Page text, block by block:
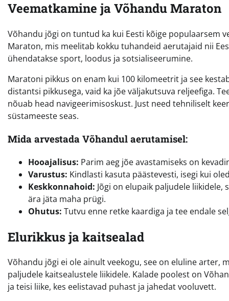
Veematkamine ja Võhandu Maraton
Võhandu jõgi on tuntud ka kui Eesti kõige populaarsem
Maraton, mis meelitab kokku tuhandeid aerutajaid nii
ühendatakse sport, loodus ja sotsialiseerumine.
Maratoni pikkus on enam kui 100 kilomeetrit ja see
distantsi pikkusega, vaid ka jõe väljakutsuva reljeefiga.
nõuab head navigeerimisoskust. Just need tehniliselt
süstameeste seas.
Mida arvestada Võhandul aerutamisel:
Hooajalisus: Parim aeg jõe avastamiseks on
Varustus: Kindlasti kasuta päästevesti, isegi kui
Keskkonnahoid: Jõgi on elupaik paljudele
ära jäta maha prügi.
Ohutus: Tutvu enne retke kaardiga ja tee endale
Elurikkus ja kaitsealad
Võhandu jõgi ei ole ainult veekogu, see on eluline arter,
paljudele kaitsealustele liikidele. Kalade poolest on
ja teisi liike, kes eelistavad puhast ja jahedat vooluvett.